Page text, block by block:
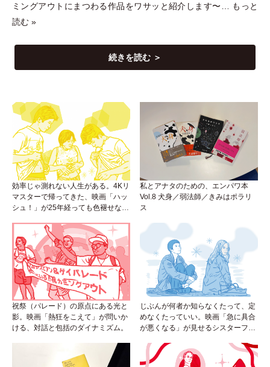
ミングアウトにまつわる作品をワサッと紹介します〜…
もっと
読む »
続きを読む ＞
効率じゃ測れない人生がある。4Kリ
マスターで帰ってきた、映画「ハッ
シュ！」が25年経っても色褪せない
私とアナタのための、エンパワ本
Vol.8 犬身／弱法師／きみはポラリ
ス
祝祭（パレード）の原点にある光と
影。映画「熱狂をこえて」が問いか
ける、対話と包括のダイナミズム。
じぶんが何者か知らなくたって、定
めなくたっていい。映画「急に具合
が悪くなる」が見せるシスターフッ